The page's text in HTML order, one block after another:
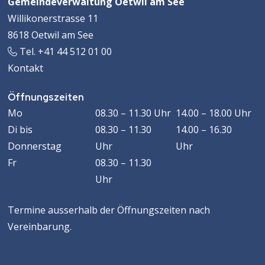
Willikonerstrasse 11
8618 Oetwil am See
Tel. +41 44 512 01 00
Kontakt
Öffnungszeiten
Öffnungszeiten
WOCHENTAG VORMITTAG MACHMITTAG
Mo 08.30 – 11.30 Uhr 14.00 – 18.00 Uhr
Di bis
Donnerstag
08.30 – 11.30
Uhr
14.00 – 16.30
Uhr
Fr
08.30 – 11.30
Uhr
Termine ausserhalb der Öffnungszeiten nach
Vereinbarung.